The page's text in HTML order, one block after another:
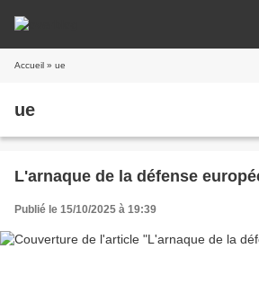
Accueil » ue
ue
L'arnaque de la défense
Publié le 15/10/2025 à 19:39